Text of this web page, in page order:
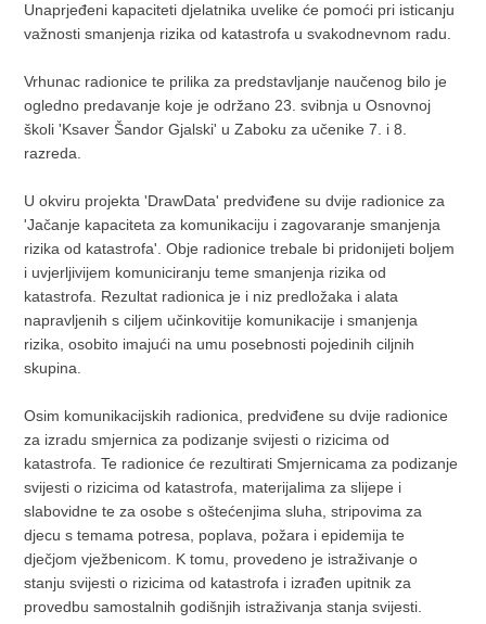
Unaprjeđeni kapaciteti djelatnika uvelike će pomoći pri isticanju
važnosti smanjenja rizika od katastrofa u svakodnevnom radu.
Vrhunac radionice te prilika za predstavljanje naučenog bilo je
ogledno predavanje koje je održano 23. svibnja u Osnovnoj
školi 'Ksaver Šandor Gjalski' u Zaboku za učenike 7. i 8.
razreda.
U okviru projekta 'DrawData' predviđene su dvije radionice za
'Jačanje kapaciteta za komunikaciju i zagovaranje smanjenja
rizika od katastrofa'. Obje radionice trebale bi pridonijeti boljem
i uvjerljivijem komuniciranju teme smanjenja rizika od
katastrofa. Rezultat radionica je i niz predložaka i alata
napravljenih s ciljem učinkovitije komunikacije i smanjenja
rizika, osobito imajući na umu posebnosti pojedinih ciljnih
skupina.
Osim komunikacijskih radionica, predviđene su dvije radionice
za izradu smjernica za podizanje svijesti o rizicima od
katastrofa. Te radionice će rezultirati Smjernicama za podizanje
svijesti o rizicima od katastrofa, materijalima za slijepe i
slabovidne te za osobe s oštećenjima sluha, stripovima za
djecu s temama potresa, poplava, požara i epidemija te
dječjom vježbenicom. K tomu, provedeno je istraživanje o
stanju svijesti o rizicima od katastrofa i izrađen upitnik za
provedbu samostalnih godišnjih istraživanja stanja svijesti.